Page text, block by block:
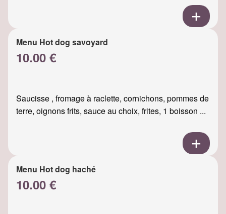
Menu Hot dog savoyard
10.00 €
Saucisse , fromage à raclette, cornichons, pommes de
terre, oignons frits, sauce au choix, frites, 1 boisson ...
Menu Hot dog haché
10.00 €